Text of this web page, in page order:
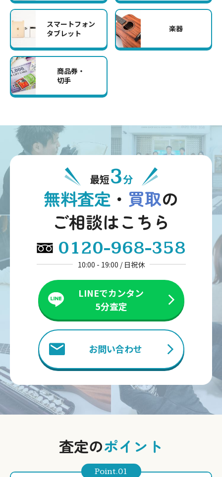
スマートフォン
タブレット
楽器
商品券・
切手
最短3分
無料査定 ・ 買取の
ご相談はこちら
0120-968-358
10:00 - 19:00 / 日祝休
LINEでカンタン
5分査定
お問い合わせ
査定のポイント
Point.01